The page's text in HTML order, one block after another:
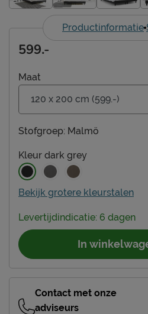
Productinformatie
Maat
Stofgroep: Malmö
Kleur dark grey
Bekijk grotere kleurstalen
599.-
Levertijdindicatie: 6 dagen
In
Contact met onze
adviseurs